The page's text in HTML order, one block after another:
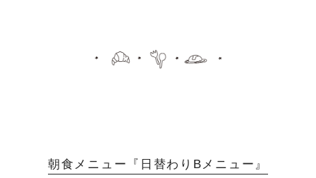
朝食メニュー『日替わりBメニュー』